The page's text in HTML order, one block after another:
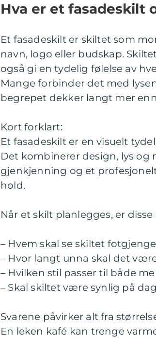
Hva er et fasadeskilt
Et fasadeskilt er skiltet som
navn, logo eller budskap.
også gi en tydelig følelse av
Mange forbinder det med
begrepet dekker langt mer
Kort forklart:
Et fasadeskilt er en visuelt
Det kombinerer design, lys og
gjenkjenning og et
hold.
Når et skilt planlegges, er
– Hvem skal se skiltet
– Hvor langt unna skal det
– Hvilken stil passer til både
– Skal skiltet være synlig på
Svarene påvirker alt fra
En leken kafé kan trenge